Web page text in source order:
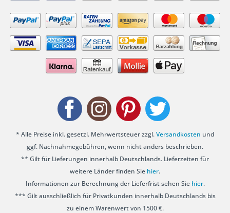
* Alle Preise inkl. gesetzl. Mehrwertsteuer zzgl.Versandkosten und
ggf. Nachnahmegebühren, wenn nicht anders beschrieben.
** Gilt für Lieferungen innerhalb Deutschlands. Lieferzeiten für
weitere Länder finden Sie hier.
Informationen zur Berechnung der Lieferfrist sehen Sie hier.
*** Gilt ausschließlich für Privatkunden innerhalb Deutschlands bis
zu einem Warenwert von 1500 €.